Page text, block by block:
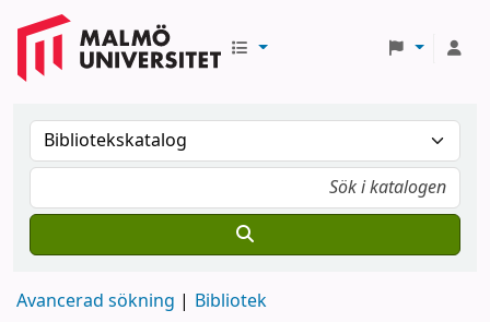
Avancerad sökning Bibliotek